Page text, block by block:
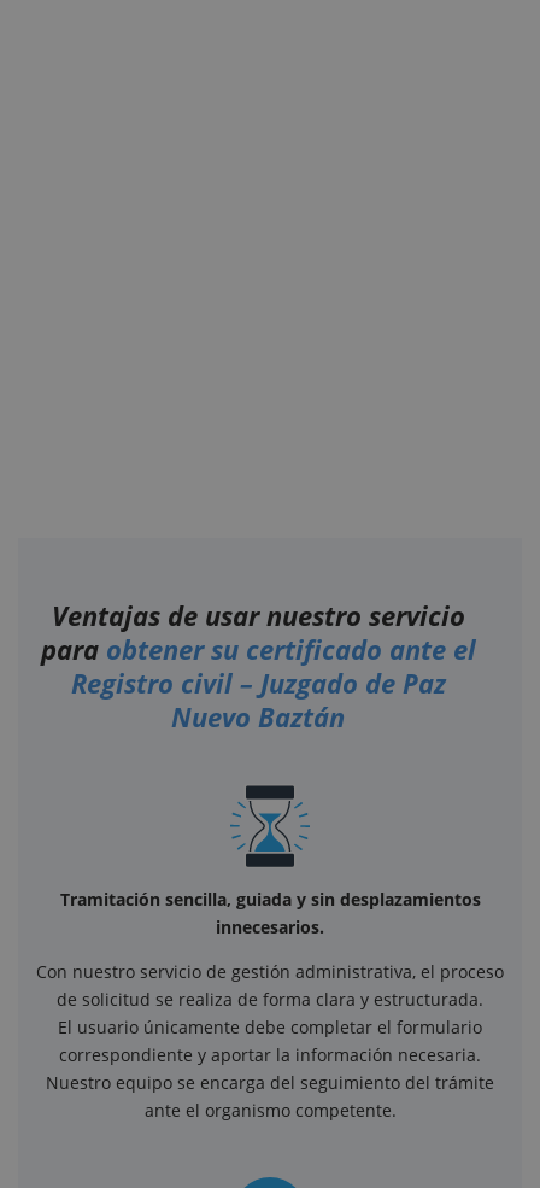
Ventajas de usar nuestro servicio
para obtener su certificado ante el
Registro civil – Juzgado de Paz
Nuevo Baztán
Tramitación sencilla, guiada y sin desplazamientos
innecesarios.
Con nuestro servicio de gestión administrativa, el proceso
de solicitud se realiza de forma clara y estructurada.
El usuario únicamente debe completar el formulario
correspondiente y aportar la información necesaria.
Nuestro equipo se encarga del seguimiento del trámite
ante el organismo competente.